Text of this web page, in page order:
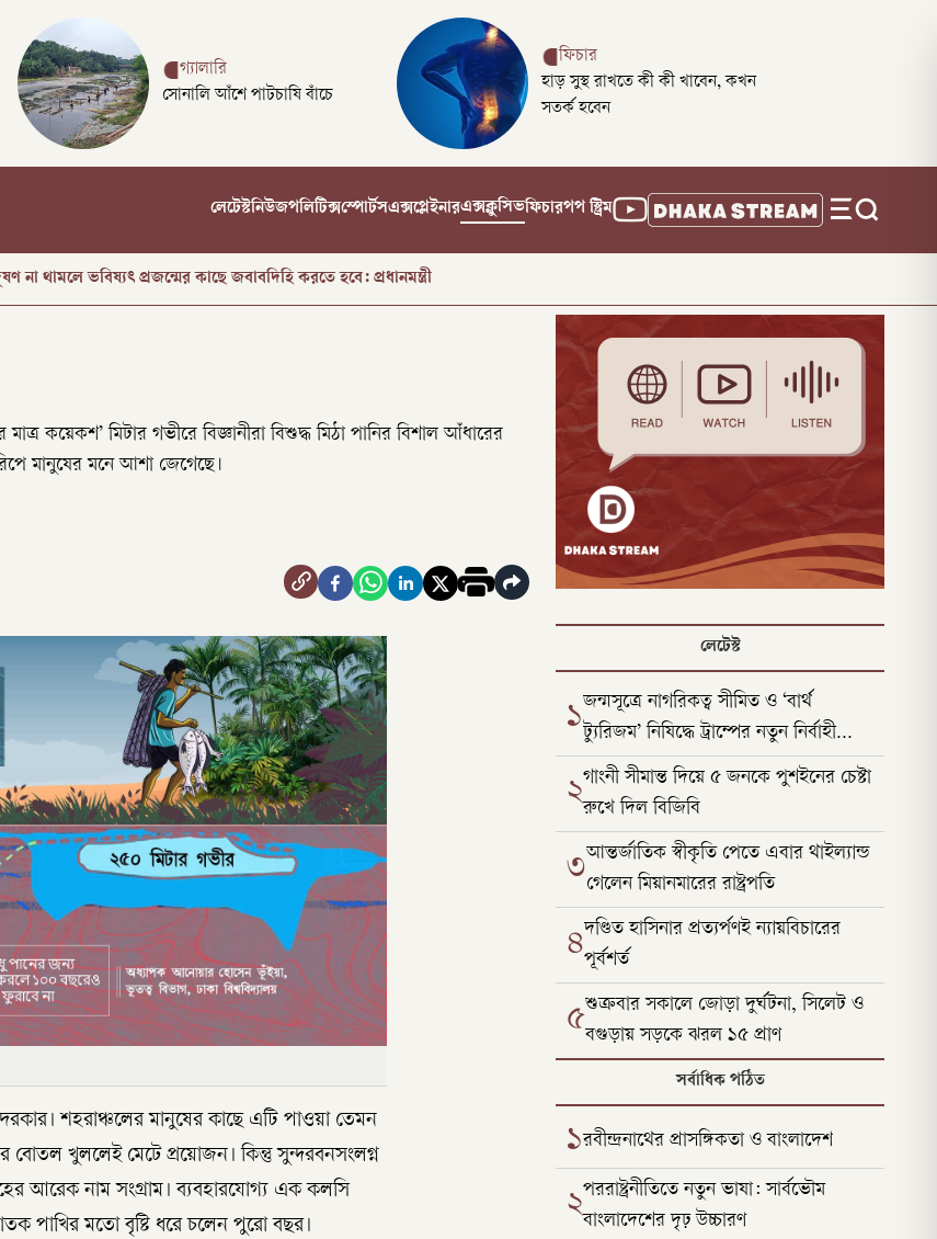
গ্যালারি
সোনালি আঁশে পাটচাষি বাঁচে
ফিচার
হাড় সুস্থ রাখতে কী কী খাবেন, কখন
সতর্ক হবেন
লেটেস্টনিউজপলিটিক্সস্পোর্টসএক্সপ্লেইনারএক্সক্লুসিভফিচারপপ স্ট্রিম
বিলুপ্ত হচ্ছে র‍্যাব, স্পেশাল রেসপন্স ব্যাটালিয়ন আইনের খসড়া প্রকাশ
না থামলে ভবিষ্যৎ প্রজন্মের কাছে জবাবদিহি করতে হবে: প্রধানমন্ত্রী
৪ বছরে ফ্যামিলি কার্ড পাবে ১ কোটি ৬০ লাখ পরিবার
কয়েকশ’ মিটার গভীরে বিজ্ঞানীরা বিশুদ্ধ মিঠা পানির বিশাল আঁধারের
মানুষের মনে আশা জেগেছে।
শহরাঞ্চলের মানুষের কাছে এটি পাওয়া তেমন
বোতল খুললেই মেটে প্রয়োজন। কিন্তু সুন্দরবনসংলগ্ন
আরেক নাম সংগ্রাম। ব্যবহারযোগ্য এক কলসি
পাখির মতো বৃষ্টি ধরে চলেন পুরো বছর।
লেটেস্ট
১জন্মসূত্রে নাগরিকত্ব সীমিত ও ‘বার্থ
ট্যুরিজম’ নিষিদ্ধে ট্রাম্পের নতুন নির্বাহী
আদেশ
২গাংনী সীমান্ত দিয়ে ৫ জনকে পুশইনের চেষ্টা
রুখে দিল বিজিবি
৩আন্তর্জাতিক স্বীকৃতি পেতে এবার থাইল্যান্ড
গেলেন মিয়ানমারের রাষ্ট্রপতি
৪দণ্ডিত হাসিনার প্রত্যর্পণই ন্যায়বিচারের
পূর্বশর্ত
৫শুক্রবার সকালে জোড়া দুর্ঘটনা, সিলেট ও
বগুড়ায় সড়কে ঝরল ১৫ প্রাণ
সর্বাধিক পঠিত
১রবীন্দ্রনাথের প্রাসঙ্গিকতা ও বাংলাদেশ
২পররাষ্ট্রনীতিতে নতুন ভাষা: সার্বভৌম
বাংলাদেশের দৃঢ় উচ্চারণ